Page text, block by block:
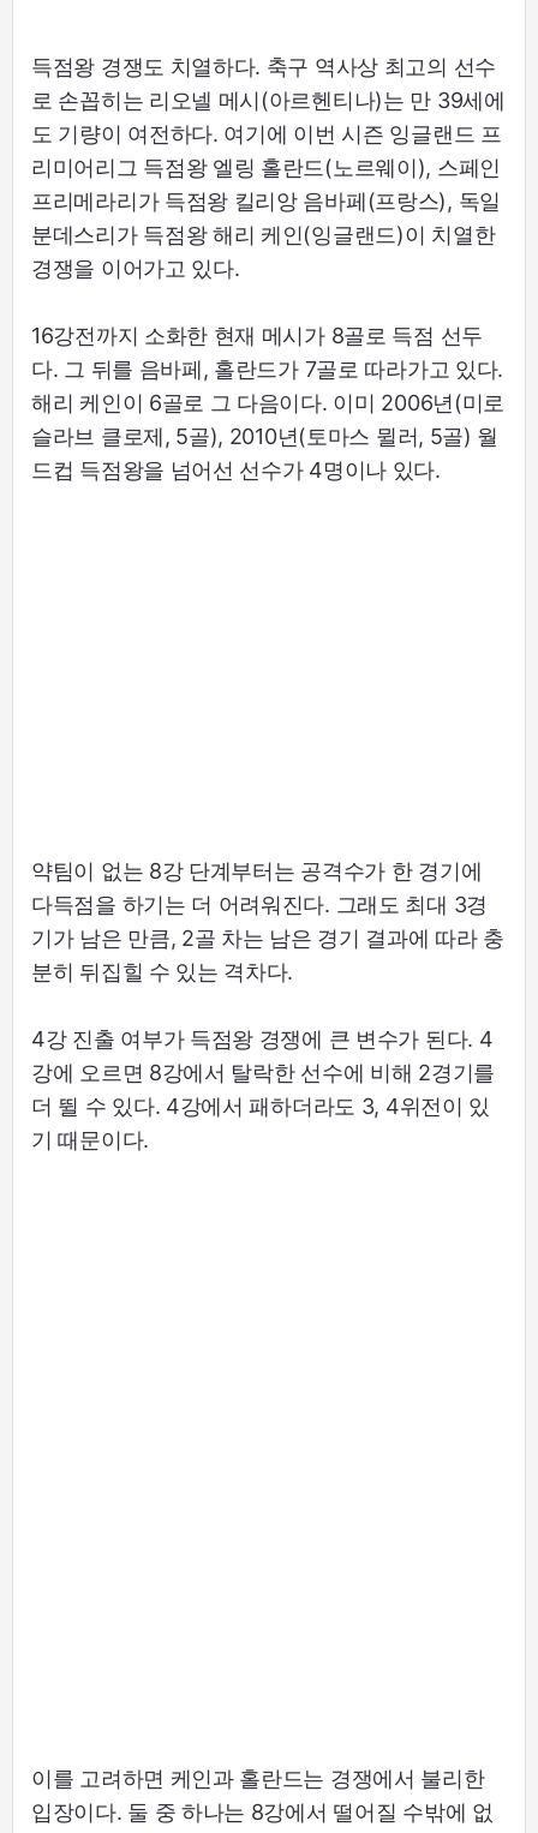
득점왕 경쟁도 치열하다. 축구 역사상 최고의 선수
로 손꼽히는 리오넬 메시(아르헨티나)는 만 39세에
도 기량이 여전하다. 여기에 이번 시즌 잉글랜드 프
리미어리그 득점왕 엘링 홀란드(노르웨이), 스페인
프리메라리가 득점왕 킬리앙 음바페(프랑스), 독일
분데스리가 득점왕 해리 케인(잉글랜드)이 치열한
경쟁을 이어가고 있다.
16강전까지 소화한 현재 메시가 8골로 득점 선두
다. 그 뒤를 음바페, 홀란드가 7골로 따라가고 있다.
해리 케인이 6골로 그 다음이다. 이미 2006년(미로
슬라브 클로제, 5골), 2010년(토마스 뮐러, 5골) 월
드컵 득점왕을 넘어선 선수가 4명이나 있다.
약팀이 없는 8강 단계부터는 공격수가 한 경기에
다득점을 하기는 더 어려워진다. 그래도 최대 3경
기가 남은 만큼, 2골 차는 남은 경기 결과에 따라 충
분히 뒤집힐 수 있는 격차다.
4강 진출 여부가 득점왕 경쟁에 큰 변수가 된다. 4
강에 오르면 8강에서 탈락한 선수에 비해 2경기를
더 뛸 수 있다. 4강에서 패하더라도 3, 4위전이 있
기 때문이다.
이를 고려하면 케인과 홀란드는 경쟁에서 불리한
입장이다. 둘 중 하나는 8강에서 떨어질 수밖에 없